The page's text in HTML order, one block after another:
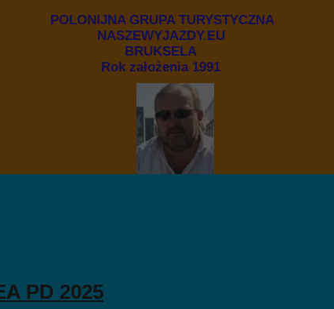
PD 2025
POLONIJNA GRUPA TURYSTYCZNA
NASZEWYJAZDY.EU
BRUKSELA
Rok założenia 1991